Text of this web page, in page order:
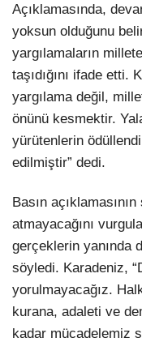
Açıklamasında,
yoksun olduğunu
yargılamaların
taşıdığını ifade etti.
yargılama değil,
önünü kesmektir.
yürütenlerin
edilmiştir” dedi.
Basın
atmayacağını
gerçeklerin yanında
söyledi. Karadeniz,
yorulmayacağız.
kurana, adaleti ve
kadar mücadelemiz